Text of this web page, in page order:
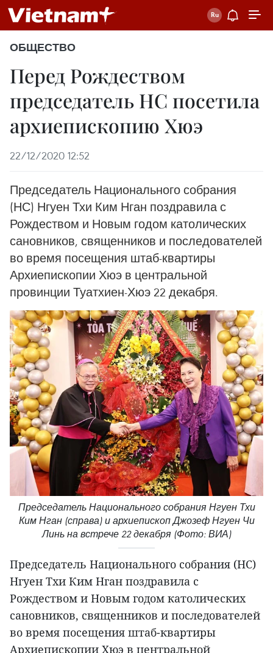
ОБЩЕСТВО
Перед Рождеством
председатель НС посетила
архиепископию Хюэ
22/12/2020 12:52
Председатель Национального собрания
(НС) Нгуен Тхи Ким Нган поздравила с
Рождеством и Новым годом католических
сановников, священников и последователей
во время посещения штаб-квартиры
Архиепископии Хюэ в центральной
провинции Туатхиен-Хюэ 22 декабря.
Председатель Национального собрания Нгуен Тхи
Ким Нган (справа) и архиепископ Джозеф Нгуен Чи
Линь на встрече 22 декабря (Фото: ВИА)
Председатель Национального собрания (НС)
Нгуен Тхи Ким Нган поздравила с
Рождеством и Новым годом католических
сановников, священников и последователей
во время посещения штаб-квартиры
Архиепископии Хюэ в центральной